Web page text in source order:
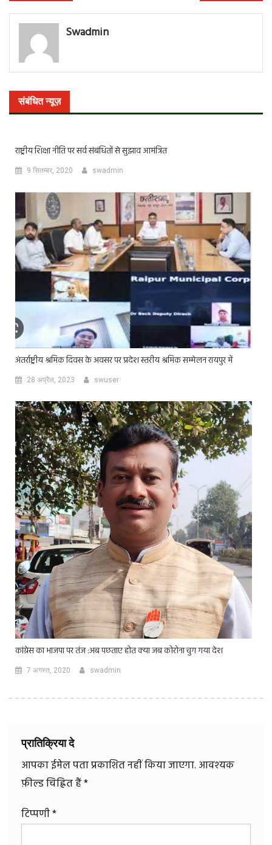
नेविगेशन
Swadmin
संबंधित न्यूज़
राष्ट्रीय शिक्षा नीति पर सर्व संबंधितों से सुझाव आमंत्रित
9 सितम्बर, 2020 swadmin
अंतर्राष्ट्रीय श्रमिक दिवस के अवसर पर प्रदेश स्तरीय श्रमिक सम्मेलन रायपुर में
28 अप्रैल, 2023 swuser
कांग्रेस का भाजपा पर तंज :अब पछताए होत क्या जब कोरोना चुग गया देश
7 अगस्त, 2020 swadmin
प्रातिक्रिया दे
आपका ईमेल पता प्रकाशित नहीं किया जाएगा. आवश्यक
फ़ील्ड चिह्नित हैं*
टिप्पणी*